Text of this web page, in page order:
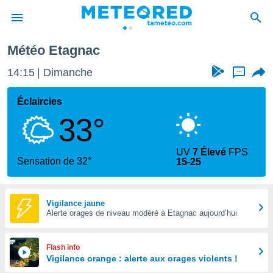
de
Météo Etagnac
14:15 Dimanche ...
Éclaircies
33°
Sensation de 32°
UV7 Élevé FPS
15-25
Vigilance jaune
Alerte orages de niveau modéré à Etagnac aujourd’hui
Flash info
Vigilance orange : alerte aux orages violents !